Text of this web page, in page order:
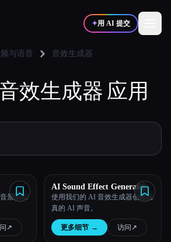
✦用 AI 提交
🎨设计师
📈
与语音 音效生成器
效生成器应用
景的未
↗︎
AI Sound Effect Generator
使用我们的 AI 音效生成器创建逼
真的 AI 声音。
更多细节 → 访问 ↗︎